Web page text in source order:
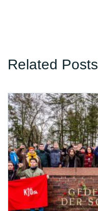
Related Posts